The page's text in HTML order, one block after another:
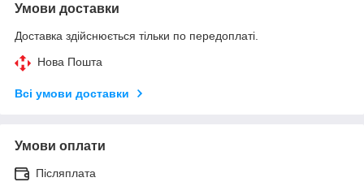
Умови доставки
Доставка здійснюється тільки по передоплаті.
Нова Пошта
Всі умови доставки
Умови оплати
Післяплата